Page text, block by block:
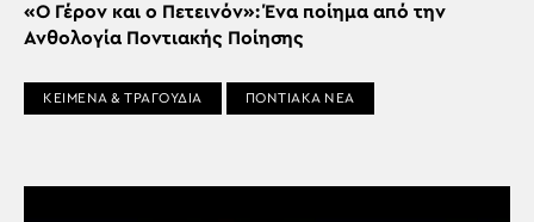
«Ο Γέρον και ο Πετεινόν»: Ένα ποίημα από την
Ανθολογία Ποντιακής Ποίησης
ΚΕΙΜΕΝΑ & ΤΡΑΓΟΥΔΙΑ ΠΟΝΤΙΑΚΑ ΝΕΑ